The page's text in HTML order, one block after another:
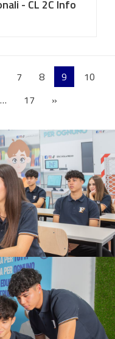
- CL 2C Info
7 8 9
10
… 17 »